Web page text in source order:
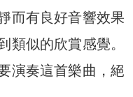
而有良好音響效果
類似的欣賞感覺。
演奏這首樂曲，絕